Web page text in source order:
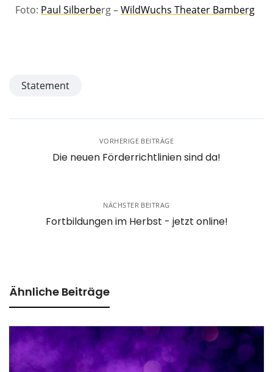
Foto: Paul Silberberg –WildWuchs Theater Bamberg
Statement
VORHERIGE BEITRÄGE
Die neuen Förderrichtlinien sind da!
NÄCHSTER BEITRAG
Fortbildungen im Herbst - jetzt online!
Ähnliche Beiträge